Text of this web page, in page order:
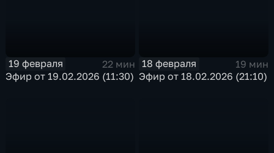
19 февраля
22 мин
Эфир от 19.02.2026 (11:30)
18 февраля
19 мин
Эфир от 18.02.2026 (21:10)